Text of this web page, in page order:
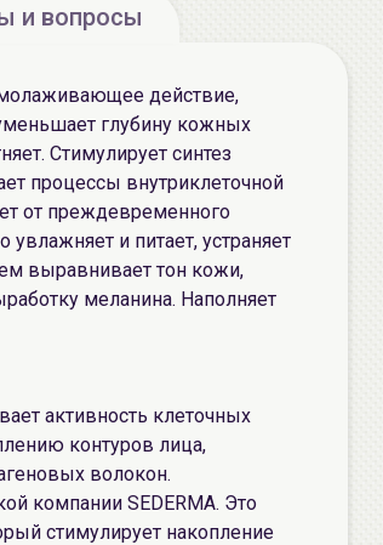
и вопросы
действие,
глубину кожных
Стимулирует синтез
процессы внутриклеточной
от преждевременного
и питает, устраняет
выравнивает тон кожи,
меланина. Наполняет
активность клеточных
контуров лица,
волокон.
компании SEDERMA. Это
стимулирует накопление